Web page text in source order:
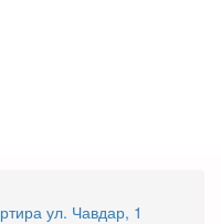
ул. Чавдар, 1